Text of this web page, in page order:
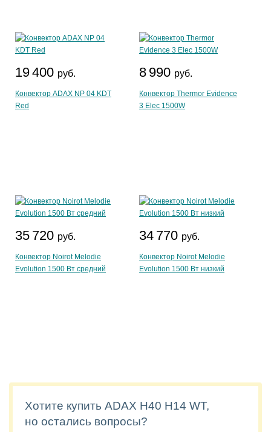
19 400 руб.
Конвектор ADAX NP 04 KDT
Red
8 990 руб.
Конвектор Thermor Evidence
3 Elec 1500W
35 720 руб.
Конвектор Noirot Melodie
Evolution 1500 Вт средний
34 770 руб.
Конвектор Noirot Melodie
Evolution 1500 Вт низкий
Хотите купить ADAX H40 H14 WT,
но остались вопросы?